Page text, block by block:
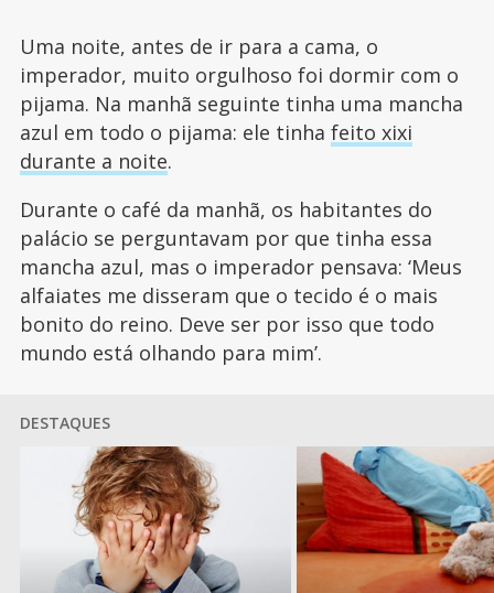
Uma noite, antes de ir para a cama, o
imperador, muito orgulhoso foi dormir com o
pijama. Na manhã seguinte tinha uma mancha
azul em todo o pijama: ele tinha feito xixi
durante a noite.
Durante o café da manhã, os habitantes do
palácio se perguntavam por que tinha essa
mancha azul, mas o imperador pensava: ‘Meus
alfaiates me disseram que o tecido é o mais
bonito do reino. Deve ser por isso que todo
mundo está olhando para mim’.
DESTAQUES